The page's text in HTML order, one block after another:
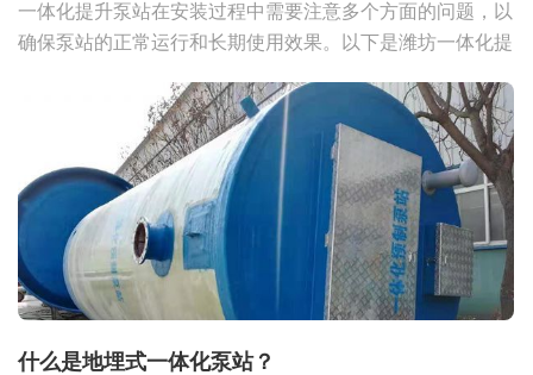
一体化提升泵站在安装过程中需要注意多个方面的问题，以
确保泵站的正常运行和长期使用效果。以下是潍坊一体化提
什么是地埋式一体化泵站？